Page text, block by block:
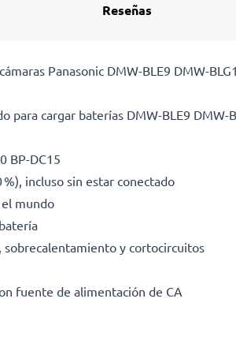
Reseñas
Panasonic DMW-BLE9 DMW-
para cargar baterías DMW-BLE9 DMW-
BP-DC15
incluso sin estar conectado
mundo
sobrecalentamiento y cortocircuitos
fuente de alimentación de CA